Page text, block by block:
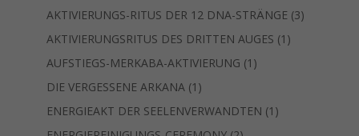
Produkt
AKTIVIERUNGS-RITUS DER 12 DNA-STRÄNGE 33
AKTIVIERUNGSRITUS DES DRITTEN AUGES 1 1
AUFSTIEGS-MERKABA-AKTIVIERUNG 1 1
DIE VERGESSENE ARKANA 1 1
Produkt
ENERGIEAKT DER SEELENVERWANDTEN 1 1